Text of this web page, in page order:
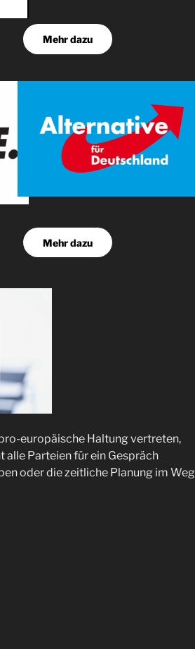
Mehr dazu
Mehr dazu
europäische Haltung vertreten,
alle Parteien für ein Gespräch
oder die zeitliche Planung im Weg